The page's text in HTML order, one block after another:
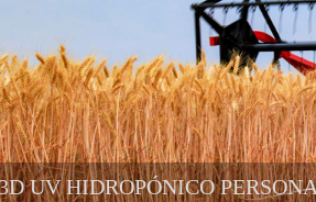
UV HIDROPÓNICO